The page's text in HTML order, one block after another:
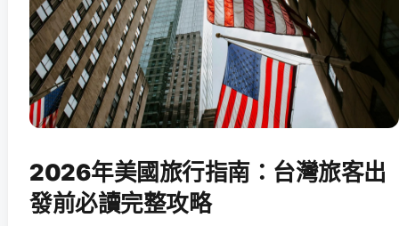
2026年美國旅行指南：台灣旅客出
發前必讀完整攻略